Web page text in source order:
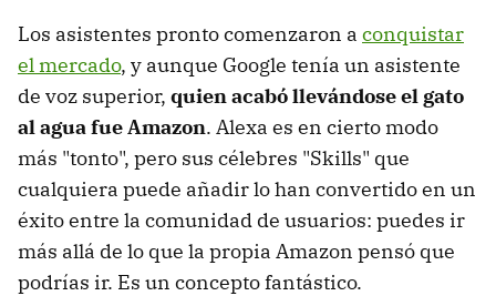
Los asistentes pronto comenzaron a conquistar
el mercado, y aunque Google tenía un asistente
de voz superior, quien acabó llevándose el gato
al agua fue Amazon. Alexa es en cierto modo
más "tonto", pero sus célebres "Skills" que
cualquiera puede añadir lo han convertido en un
éxito entre la comunidad de usuarios: puedes ir
más allá de lo que la propia Amazon pensó que
podrías ir. Es un concepto fantástico.